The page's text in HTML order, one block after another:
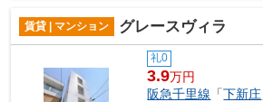
賃貸 | マンション グレースヴィラ
礼0
3.9万円
阪急千里線 「下新庄